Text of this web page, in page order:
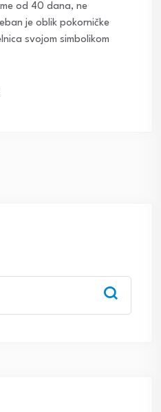
od 40 dana, ne
je oblik pokorničke
svojom simbolikom